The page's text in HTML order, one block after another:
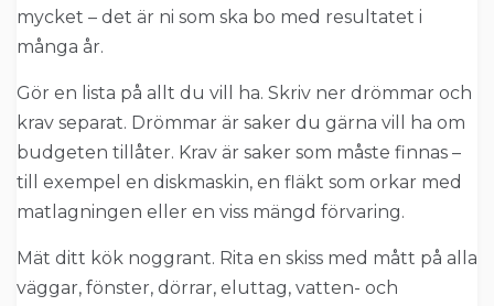
mycket – det är ni som ska bo med resultatet i
många år.
Gör en lista på allt du vill ha. Skriv ner drömmar och
krav separat. Drömmar är saker du gärna vill ha om
budgeten tillåter. Krav är saker som måste finnas –
till exempel en diskmaskin, en fläkt som orkar med
matlagningen eller en viss mängd förvaring.
Mät ditt kök noggrant. Rita en skiss med mått på alla
väggar, fönster, dörrar, eluttag, vatten- och